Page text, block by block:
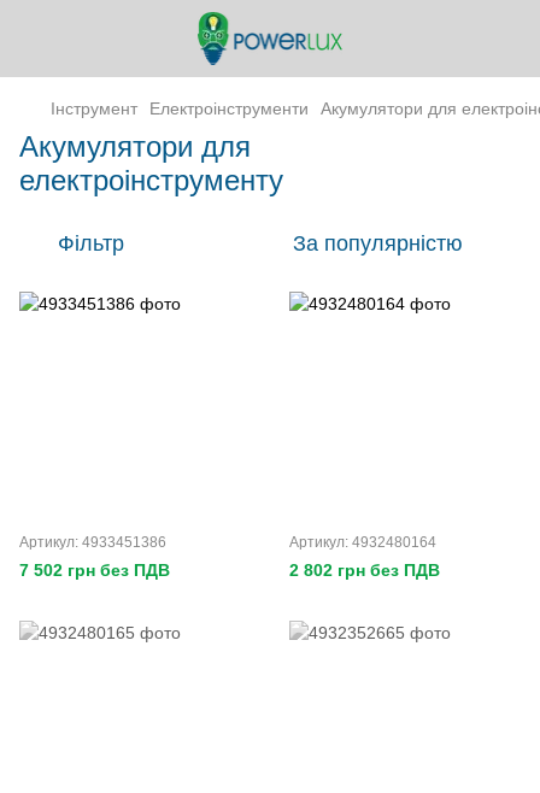
Інструмент Електроінструменти Акумулятори для
Акумулятори для
електроінструменту
Фільтр За популярністю
Артикул: 4933451386
7 502 грн без ПДВ
Артикул: 4932480164
2 802 грн без ПДВ